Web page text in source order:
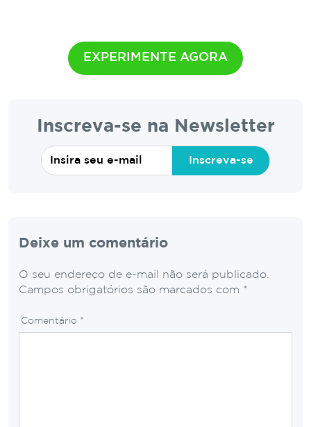
EXPERIMENTE AGORA
Inscreva-se na Newsletter
Inscreva-se
Deixe um comentário
O seu endereço de e-mail não será publicado.
Campos obrigatórios são marcados com *
Comentário *